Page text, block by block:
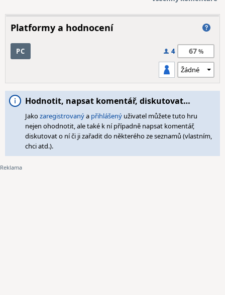
Platformy a hodnocení
PC 4 67
Hodnotit, napsat komentář, diskutovat…
Jakozaregistrovanýa přihlášený uživatel můžete tuto hru
nejen ohodnotit, ale také k ní případně napsat komentář,
diskutovat o ní či ji zařadit do některého ze seznamů (vlastním,
chci atd.).